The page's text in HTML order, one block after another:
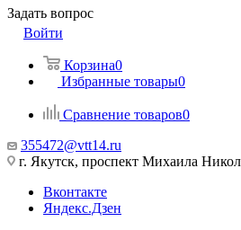
Задать вопрос
Войти
Корзина0
Избранные товары0
Сравнение товаров0
355472@vtt14.ru
г. Якутск, проспект Михаила
Вконтакте
Яндекс.Дзен